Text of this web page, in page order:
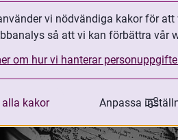
vi nödvändiga kakor för
så att vi kan förbättra vår
om hur vi hanterar
kakor Anpassa